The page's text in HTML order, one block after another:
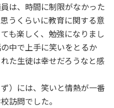
は、時間に制限がなかった
うくらいに教育に関する意
も楽しく、勉強になりまし
中で上手に笑いをとるか
た生徒は幸せだろうなと感
）には、笑いと情熱が一番
訪問でした。